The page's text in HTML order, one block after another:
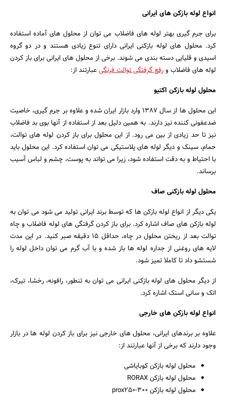
انواع لوله بازکن های ایرانی
برای جرم گیری بهتر لوله های فاضلاب می توان از محلول های آماده استفاده
کرد. محلول های لوله بازکنی ایرانی دارای تنوع زیادی هستند و در دو گروه
اسیدی و قلیایی دسته بندی می شوند. برخی از محلول های ایرانی برای باز کردن
لوله های فاضلاب ورفع گرفتگی توالت فرنگیعبارتند از:
محلول لوله بازکن اکتیو
این محلول ها از سال 1387 وارد بازار ایران شده و علاوه بر جرم گیری، خاصیت
ضدعفونی کننده نیز دارند. به همین دلیل بعد از استفاده از آنها بوی بد فاضلاب
نیز تا حد زیادی از بین می رود. از این محلول برای باز کردن لوله های توالت،
حمام، سینک و دیگر لوله های پلاستیکی می توان استفاده کرد. این محلول باید
با احتیاط و به دقت استفاده شود، زیرا می تواند به پوست، چشم و لباس آسیب
برساند.
محلول لوله بازکنی صاف
یکی دیگر از انواع لوله بازکن ها که توسط برند ایرانی تولید می شود می توان به
لوله بازکن های صاف اشاره کرد. برای باز کردن گرفتگی های لوله فاضلاب و چاه
توالت بعد از ریختن محلول در چاه، حداقل 15 دقیقه صبر کنید. در این مدت
لایه های روغنی از جداره لوله ها باز شده و با آب گرم می توان داخل لوله را
شستشو داد تا کاملا تمیز شود.
از دیگر محلول های لوله بازکنی ایرانی می توان به تنطور، رافونه، رخشا، تیرک،
اتک و سانی استک اشاره کرد.
انواع لوله بازکن های خارجی
علاوه بر برندهای ایرانی، محلول های خارجی نیز برای باز کردن لوله ها در بازار
وجود دارند که برخی از آنها عبارتند از:
محلول لوله بازکن کوبایاشی
محلول لوله بازکن RORAX
محلول لوله بازکن prox250-300